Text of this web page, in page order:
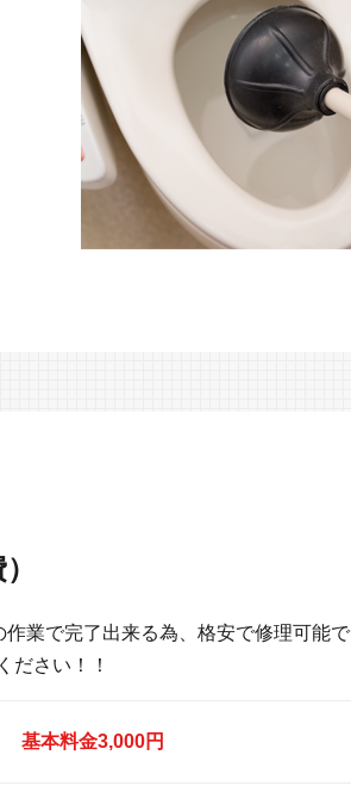
業で完了出来る為、格安で修理可能で
ださい！！
基本料金3,000円